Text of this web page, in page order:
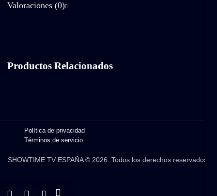
Valoraciones (0)
Productos Relacionados
Política de privacidad
Términos de servicio
SHOWTIME TV ESPAÑA © 2026. Todos los derechos reservados.